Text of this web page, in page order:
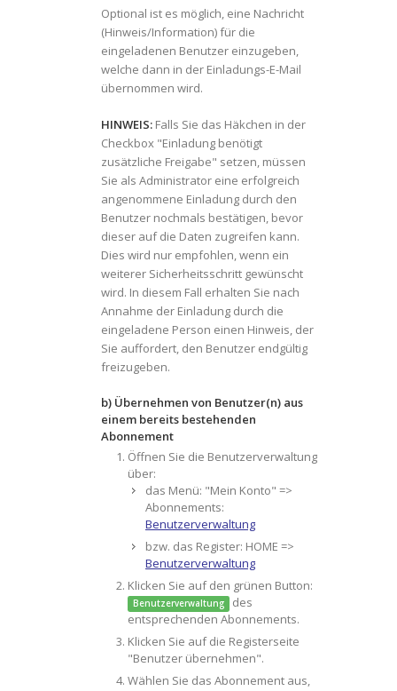
Optional ist es möglich, eine Nachricht
(Hinweis/Information) für die
eingeladenen Benutzer einzugeben,
welche dann in der Einladungs-E-Mail
übernommen wird.
HINWEIS: Falls Sie das Häkchen in der
Checkbox "Einladung benötigt
zusätzliche Freigabe" setzen, müssen
Sie als Administrator eine erfolgreich
angenommene Einladung durch den
Benutzer nochmals bestätigen, bevor
dieser auf die Daten zugreifen kann.
Dies wird nur empfohlen, wenn ein
weiterer Sicherheitsschritt gewünscht
wird. In diesem Fall erhalten Sie nach
Annahme der Einladung durch die
eingeladene Person einen Hinweis, der
Sie auffordert, den Benutzer endgültig
freizugeben.
b) Übernehmen von Benutzer(n) aus
einem bereits bestehenden
Abonnement
Öffnen Sie die Benutzerverwaltung
über:
das Menü: "Mein Konto" =>
Abonnements:
Benutzerverwaltung
bzw. das Register: HOME =>
Benutzerverwaltung
Klicken Sie auf den grünen Button:
Benutzerverwaltung des
entsprechenden Abonnements.
Klicken Sie auf die Registerseite
"Benutzer übernehmen".
Wählen Sie das Abonnement aus,